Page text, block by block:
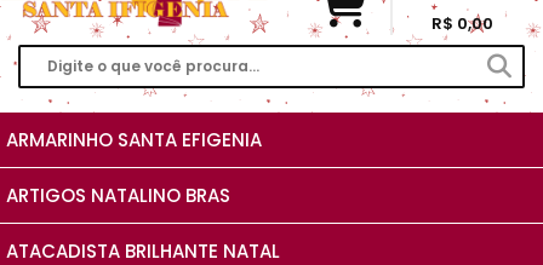
R$ 0,00
ARMARINHO SANTA EFIGENIA
ARTIGOS NATALINO BRAS
ATACADISTA BRILHANTE NATAL